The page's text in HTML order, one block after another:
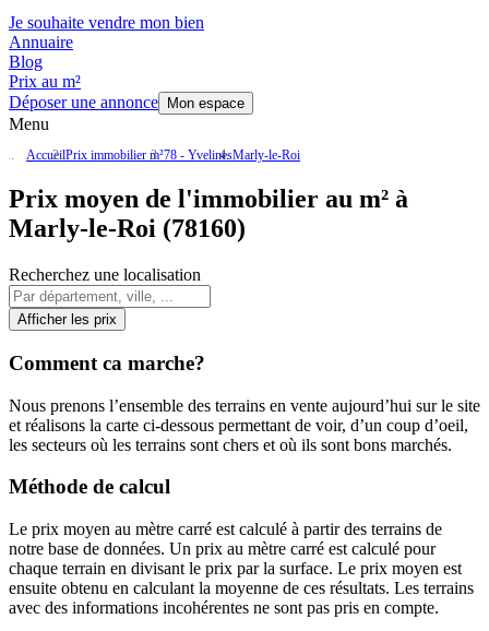
Je souhaite vendre mon bien
Annuaire
Blog
Prix au m²
Déposer une annonce
Mon espace
Menu
AccueilPrix immobilier m²78 - YvelinesMarly-le-Roi
Prix moyen de l'immobilier au m² à
Marly-le-Roi (78160)
Recherchez une localisation
Afficher les prix
Comment ca marche?
Nous prenons l’ensemble des terrains en vente aujourd’hui sur le site
et réalisons la carte ci-dessous permettant de voir, d’un coup d’oeil,
les secteurs où les terrains sont chers et où ils sont bons marchés.
Méthode de calcul
Le prix moyen au mètre carré est calculé à partir des terrains de
notre base de données. Un prix au mètre carré est calculé pour
chaque terrain en divisant le prix par la surface. Le prix moyen est
ensuite obtenu en calculant la moyenne de ces résultats. Les terrains
avec des informations incohérentes ne sont pas pris en compte.